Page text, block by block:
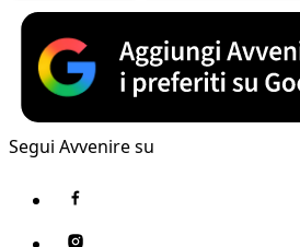
Segui Avvenire su